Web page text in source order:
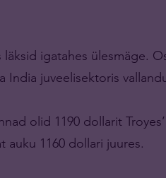
igatahes ülesmäge.
India juveelisektoris
olid 1190 dollarit
auku 1160 dollari juures.